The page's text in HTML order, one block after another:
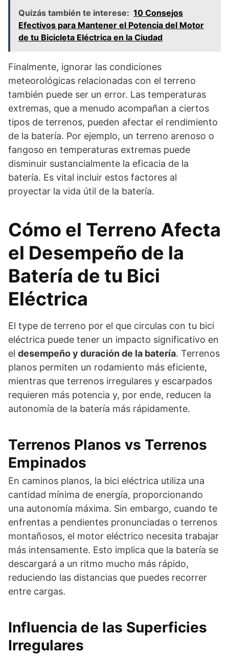
Quizás también te interese: 10 Consejos
Efectivos para Mantener el Potencia del Motor
de tu Bicicleta Eléctrica en la Ciudad
Finalmente, ignorar las condiciones
meteorológicas relacionadas con el terreno
también puede ser un error. Las temperaturas
extremas, que a menudo acompañan a ciertos
tipos de terrenos, pueden afectar el rendimiento
de la batería. Por ejemplo, un terreno arenoso o
fangoso en temperaturas extremas puede
disminuir sustancialmente la eficacia de la
batería. Es vital incluir estos factores al
proyectar la vida útil de la batería.
Cómo el Terreno Afecta
el Desempeño de la
Batería de tu Bici
Eléctrica
El type de terreno por el que circulas con tu bici
eléctrica puede tener un impacto significativo en
el desempeño y duración de la batería. Terrenos
planos permiten un rodamiento más eficiente,
mientras que terrenos irregulares y escarpados
requieren más potencia y, por ende, reducen la
autonomía de la batería más rápidamente.
Terrenos Planos vs Terrenos
Empinados
En caminos planos, la bici eléctrica utiliza una
cantidad mínima de energía, proporcionando
una autonomía máxima. Sin embargo, cuando te
enfrentas a pendientes pronunciadas o terrenos
montañosos, el motor eléctrico necesita trabajar
más intensamente. Esto implica que la batería se
descargará a un ritmo mucho más rápido,
reduciendo las distancias que puedes recorrer
entre cargas.
Influencia de las Superficies
Irregulares